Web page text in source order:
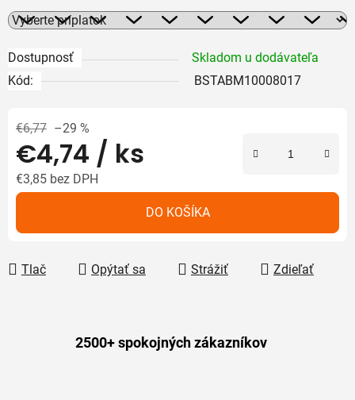
Dostupnosť
Skladom u dodávateľa
Kód:
BSTABM10008017
€6,77 –29 %
€4,74 / ks
€3,85 bez DPH
DO KOŠÍKA
Tlač Opýtať sa Strážiť Zdieľať
2500+ spokojných zákazníkov